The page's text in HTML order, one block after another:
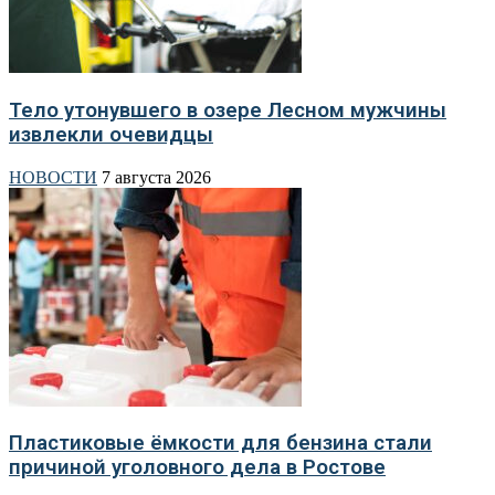
Тело утонувшего в озере Лесном мужчины
извлекли очевидцы
НОВОСТИ 7 августа 2026
Пластиковые ёмкости для бензина стали
причиной уголовного дела в Ростове